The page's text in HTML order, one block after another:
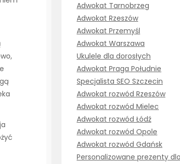
Adwokat Tarnobrzeg
Adwokat Rzeszów
Adwokat Przemyśl
Adwokat Warszawa
Ukulele dla dorosłych
Adwokat Praga Południe
Specjalista SEO Szczecin
Adwokat rozwód Rzeszów
Adwokat rozwód Mielec
Adwokat rozwód Łódź
Adwokat rozwód Opole
Adwokat rozwód Gdańsk
Personalizowane prezenty